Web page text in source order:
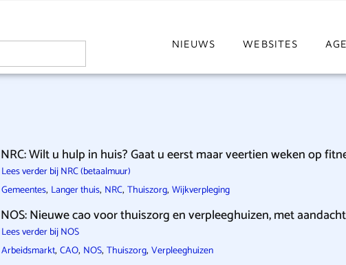
NIEUWS WEBSITES
NRC: Wilt u hulp in huis? Gaat u eerst maar veertien weken op
Lees verder bij NRC (betaalmuur)
Gemeentes, Langer thuis, NRC, Thuiszorg, Wijkverpleging
NOS: Nieuwe cao voor thuiszorg en verpleeghuizen, met
Lees verder bij NOS
Arbeidsmarkt, CAO, NOS, Thuiszorg, Verpleeghuizen